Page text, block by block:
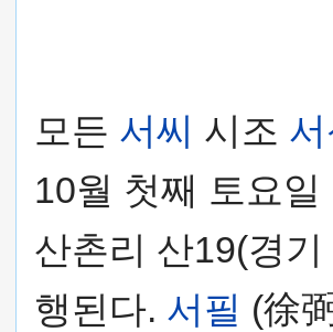
모든 서씨 시조
10월 첫째 토요
산촌리 산19(경
행된다. 서필 (徐